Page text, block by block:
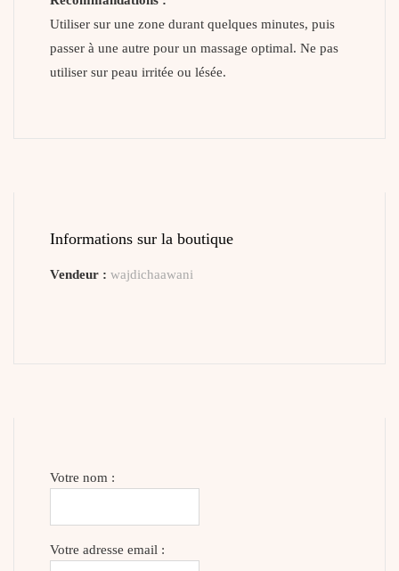
Utiliser sur une zone durant quelques minutes, puis
passer à une autre pour un massage optimal. Ne pas
utiliser sur peau irritée ou lésée.
Informations sur la boutique
Vendeur : wajdichaawani
Votre nom :
Votre adresse email :